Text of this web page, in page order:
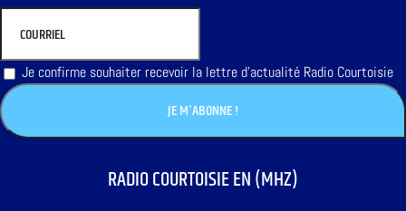
Je confirme souhaiter recevoir la lettre d'actualité Radio Courtoisie
RADIO COURTOISIE EN (MHZ)